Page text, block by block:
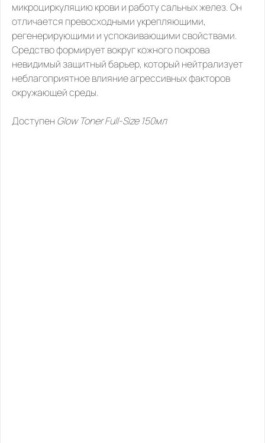
микроциркуляцию крови и работу сальных желез. Он
отличается превосходными укрепляющими,
регенерирующими и успокаивающими свойствами.
Средство формирует вокруг кожного покрова
невидимый защитный барьер, который нейтрализует
неблагоприятное влияние агрессивных факторов
окружающей среды.
Доступен Glow Toner Full-Size 150мл